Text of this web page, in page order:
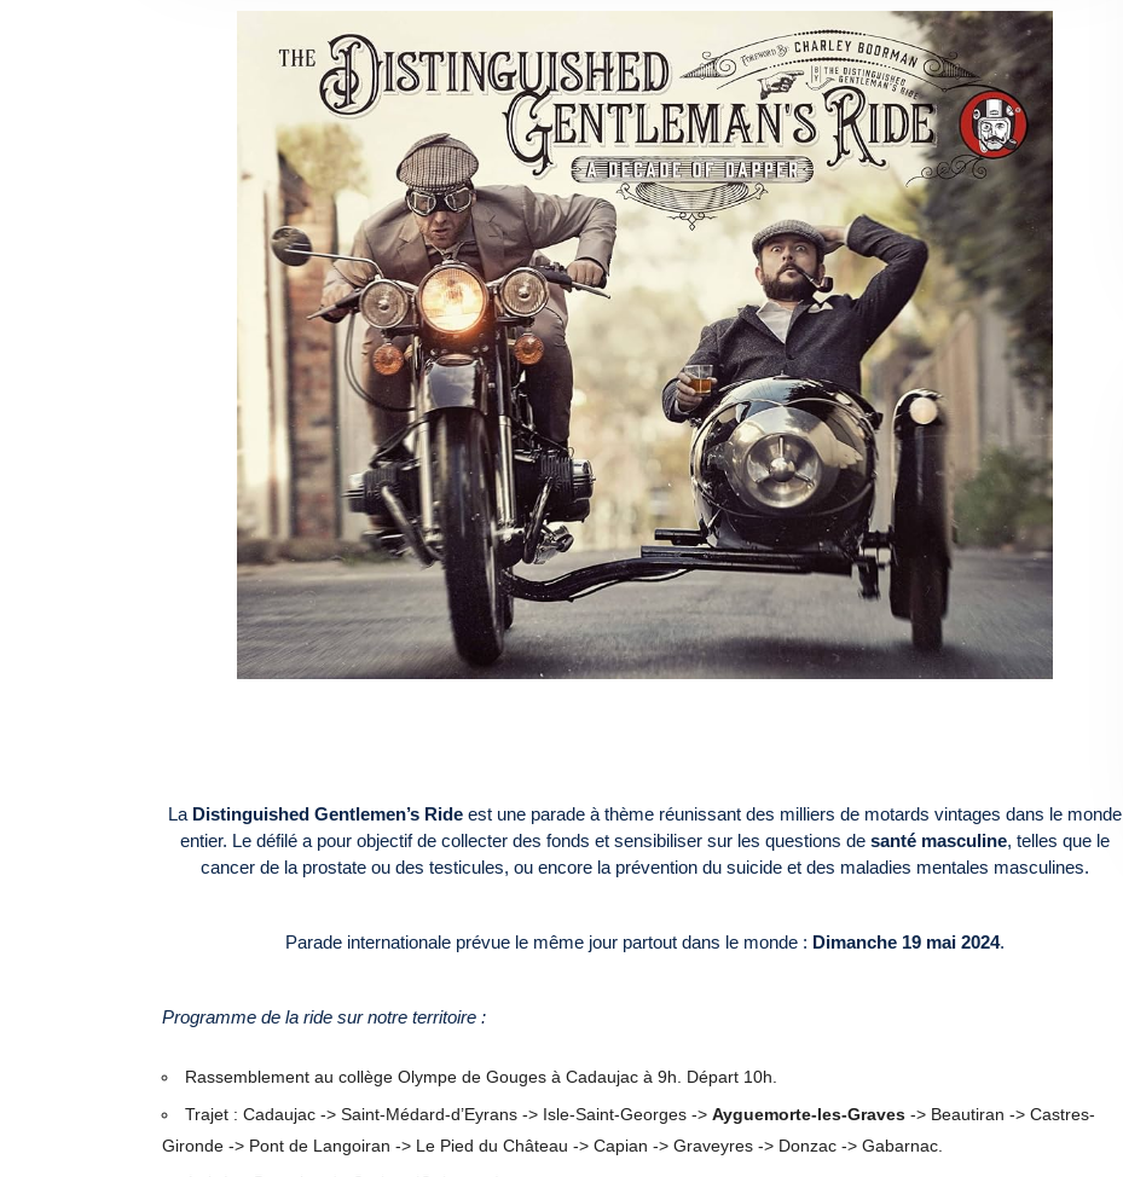
La Distinguished Gentlemen’s Ride est une parade à thème réunissant des milliers de motards vintages dans le monde
entier. Le défilé a pour objectif de collecter des fonds et sensibiliser sur les questions desanté masculine, telles que le
cancer de la prostate ou des testicules, ou encore la prévention du suicide et des maladies mentales masculines.
Parade internationale prévue le même jour partout dans le monde : Dimanche 19 mai 2024.
Programme de la ride sur notre territoire :
Rassemblement au collège Olympe de Gouges à Cadaujac à 9h. Départ 10h.
Trajet : Cadaujac -> Saint-Médard-d’Eyrans -> Isle-Saint-Georges ->Ayguemorte-les-Graves -> Beautiran -> Castres-
Gironde -> Pont de Langoiran -> Le Pied du Château -> Capian -> Graveyres -> Donzac -> Gabarnac.